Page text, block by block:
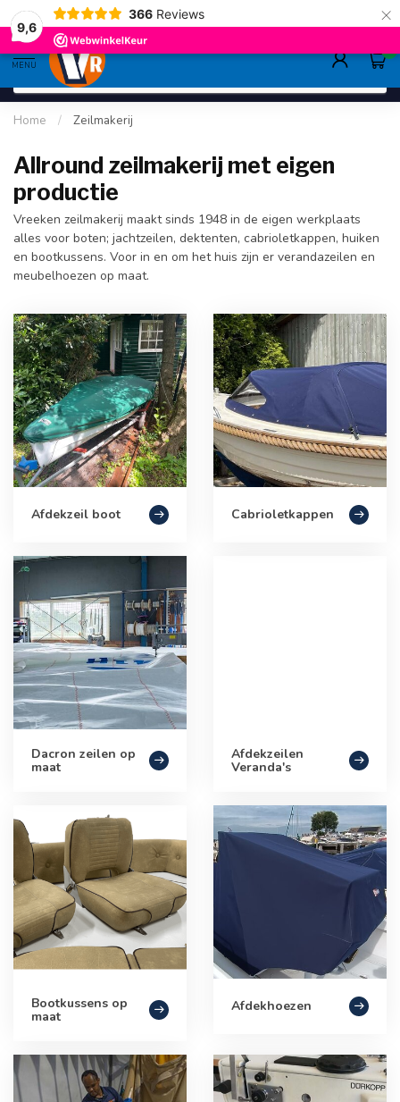
9,6
366 Reviews ×
deskundig adviessinds 1948 ruim
MENU
0
Home / Zeilmakerij
Allround zeilmakerij met eigen
productie
Vreeken zeilmakerij maakt sinds 1948 in de eigen werkplaats
alles voor boten; jachtzeilen, dektenten, cabrioletkappen, huiken
en bootkussens. Voor in en om het huis zijn er verandazeilen en
meubelhoezen op maat.
Afdekzeil boot Cabrioletkappen
Dacron zeilen op
maat
Afdekzeilen
Veranda's
Bootkussens op
maat
Afdekhoezen